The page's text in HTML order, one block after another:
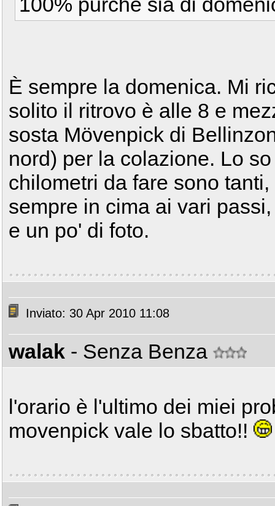
È sempre la domenica. Mi
solito il ritrovo è alle 8 e
sosta Mövenpick di
nord) per la colazione. Lo
chilometri da fare sono
sempre in cima ai vari
e un po' di foto.
Inviato: 30 Apr 2010 11:08
walak - Senza Benza
l'orario è l'ultimo dei miei
movenpick vale lo sbatto!!